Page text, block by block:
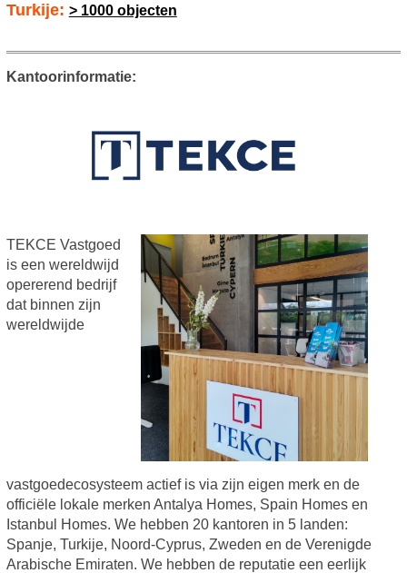
Turkije: > 1000 objecten
Kantoorinformatie:
TEKCE Vastgoed
is een wereldwijd
opererend bedrijf
dat binnen zijn
wereldwijde
vastgoedecosysteem actief is via zijn eigen merk en de
officiële lokale merken Antalya Homes, Spain Homes en
Istanbul Homes. We hebben 20 kantoren in 5 landen:
Spanje, Turkije, Noord-Cyprus, Zweden en de Verenigde
Arabische Emiraten. We hebben de reputatie een eerlijk